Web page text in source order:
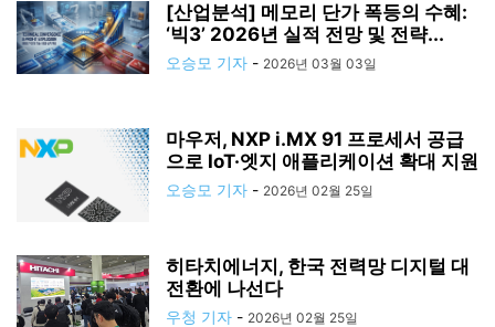
[산업분석] 메모리 단가 폭등의 수혜:
‘빅3’ 2026년 실적 전망 및 전략...
오승모 기자 - 2026년 03월 03일
마우저, NXP i.MX 91 프로세서 공급
으로 IoT·엣지 애플리케이션 확대 지원
오승모 기자 - 2026년 02월 25일
히타치에너지, 한국 전력망 디지털 대
전환에 나선다
우청 기자 - 2026년 02월 25일